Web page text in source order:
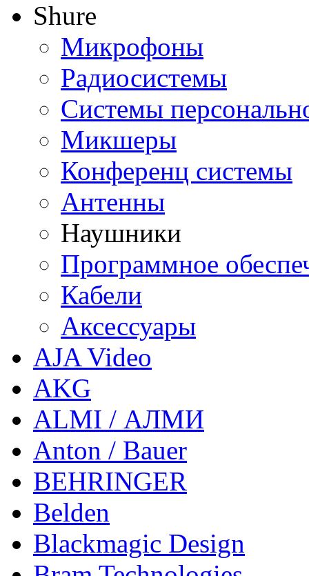
Shure
Микрофоны
Радиосистемы
Системы
Микшеры
Конференц системы
Антенны
Наушники
Программное
Кабели
Аксессуары
AJA Video
AKG
ALMI / АЛМИ
Anton / Bauer
BEHRINGER
Belden
Blackmagic Design